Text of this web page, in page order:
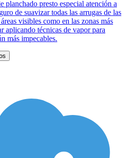
planchado presto especial atención a
de suavizar todas las arrugas de las
visibles como en las zonas más
aplicando técnicas de vapor para
más impecables.